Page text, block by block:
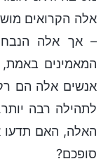
אלה הקרואים
– אך אלה
המאמינים באמת,
אנשים אלה הם
לתהילה רבה
האלה, האם תדעו
סופכם?